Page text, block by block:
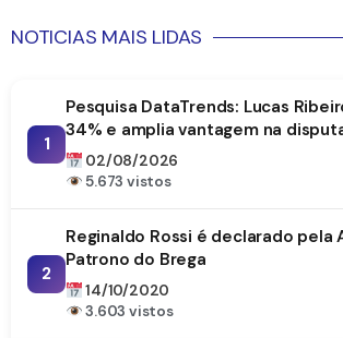
NOTICIAS MAIS LIDAS
1
Pesquisa DataTrends: Lucas
34% e amplia vantagem na
da Paraíba
02/08/2026
5.673 vistos
2
Reginaldo Rossi é declarado pela
Patrono do Brega
14/10/2020
3.603 vistos